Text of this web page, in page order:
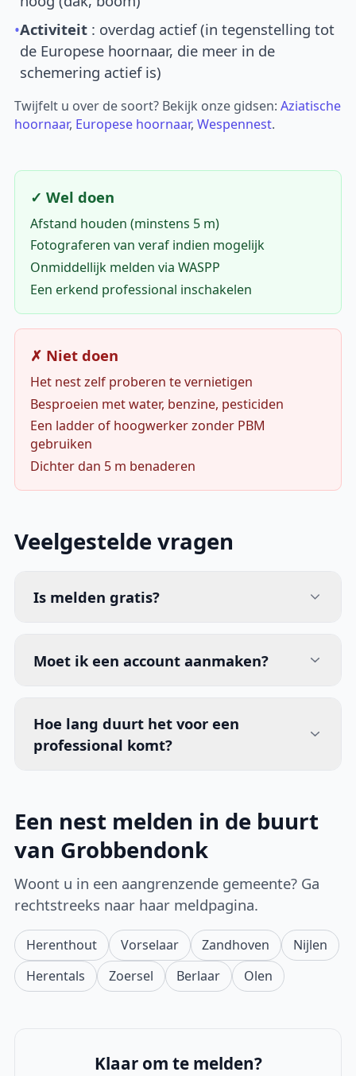
•Activiteit : overdag actief (in tegenstelling tot
de Europese hoornaar, die meer in de
schemering actief is)
Twijfelt u over de soort? Bekijk onze gidsen:Aziatische
hoornaar, Europese hoornaar,Wespennest.
✓ Wel doen
Afstand houden (minstens 5 m)
Fotograferen van veraf indien mogelijk
Onmiddellijk melden via WASPP
Een erkend professional inschakelen
✗ Niet doen
Het nest zelf proberen te vernietigen
Besproeien met water, benzine, pesticiden
Een ladder of hoogwerker zonder PBM
gebruiken
Dichter dan 5 m benaderen
Veelgestelde vragen
Is melden gratis?
Moet ik een account aanmaken?
Hoe lang duurt het voor een
professional komt?
Een nest melden in de buurt
van Grobbendonk
Woont u in een aangrenzende gemeente? Ga
rechtstreeks naar haar meldpagina.
Herenthout Vorselaar Zandhoven
Nijlen
Herentals
Zoersel Berlaar Olen
Klaar om te melden?